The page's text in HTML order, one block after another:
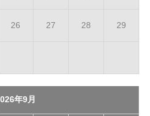
26 27 28 29
年9月